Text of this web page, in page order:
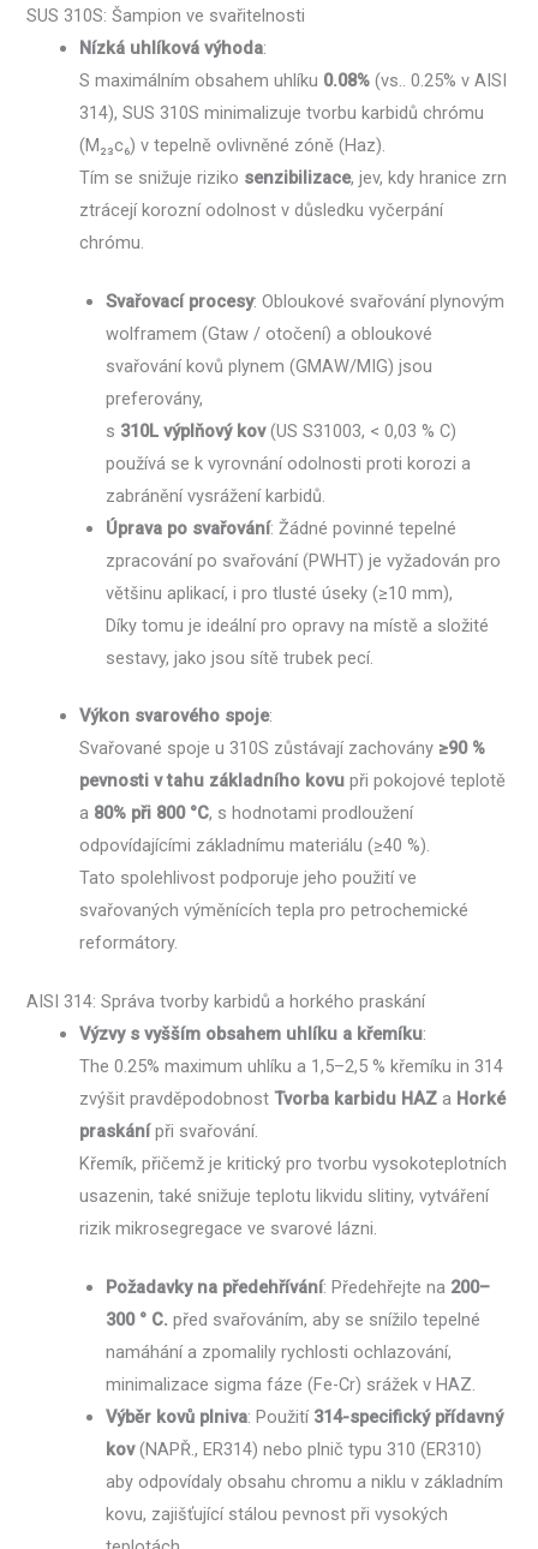
SUS 310S: Šampion ve svařitelnosti
Nízká uhlíková výhoda:
S maximálním obsahem uhlíku 0.08% (vs.. 0.25% v AISI
314), SUS 310S minimalizuje tvorbu karbidů chrómu
(M₂₃c₆) v tepelně ovlivněné zóně (Haz).
Tím se snižuje riziko senzibilizace, jev, kdy hranice zrn
ztrácejí korozní odolnost v důsledku vyčerpání
chrómu.
Svařovací procesy: Obloukové svařování plynovým
wolframem (Gtaw / otočení) a obloukové
svařování kovů plynem (GMAW/MIG) jsou
preferovány,
s 310L výplňový kov(US S31003, < 0,03 % C)
používá se k vyrovnání odolnosti proti korozi a
zabránění vysrážení karbidů.
Úprava po svařování: Žádné povinné tepelné
zpracování po svařování (PWHT) je vyžadován pro
většinu aplikací, i pro tlusté úseky (≥10 mm),
Díky tomu je ideální pro opravy na místě a složité
sestavy, jako jsou sítě trubek pecí.
Výkon svarového spoje:
Svařované spoje u 310S zůstávají zachovány ≥90 %
pevnosti v tahu základního kovu při pokojové teplotě
a 80% při 800 °C, s hodnotami prodloužení
odpovídajícími základnímu materiálu (≥40 %).
Tato spolehlivost podporuje jeho použití ve
svařovaných výměnících tepla pro petrochemické
reformátory.
AISI 314: Správa tvorby karbidů a horkého praskání
Výzvy s vyšším obsahem uhlíku a křemíku:
The 0.25% maximum uhlíku a 1,5–2,5 % křemíku in 314
zvýšit pravděpodobnostTvorba karbidu HAZ a Horké
praskánípři svařování.
Křemík, přičemž je kritický pro tvorbu vysokoteplotních
usazenin, také snižuje teplotu likvidu slitiny, vytváření
rizik mikrosegregace ve svarové lázni.
Požadavky na předehřívání: Předehřejte na 200–
300 ° C. před svařováním, aby se snížilo tepelné
namáhání a zpomalily rychlosti ochlazování,
minimalizace sigma fáze (Fe-Cr) srážek v HAZ.
Výběr kovů plniva: Použití 314-specifický přídavný
kov(NAPŘ., ER314) nebo plnič typu 310 (ER310)
aby odpovídaly obsahu chromu a niklu v základním
kovu, zajišťující stálou pevnost při vysokých